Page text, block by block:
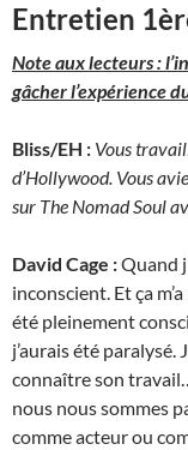
Entretien
Note aux lecteurs :
gâcher l’expérience
Bliss/EH : Vous
d’Hollywood. Vous
sur The Nomad Soul
David Cage :Quand
inconscient. Et ça
été pleinement
j’aurais été
connaître son
nous nous sommes
comme acteur ou